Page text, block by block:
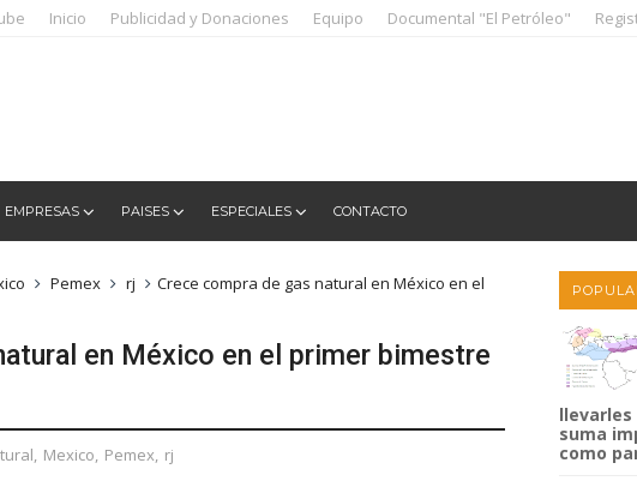
Inicio Publicidad y Donaciones Equipo Documental "El Petróleo"
EMPRESAS PAISES ESPECIALES CONTACTO
Pemex rj
Crece compra de gas natural en México en el
en México en el primer bimestre
, Mexico, Pemex, rj
suma
como